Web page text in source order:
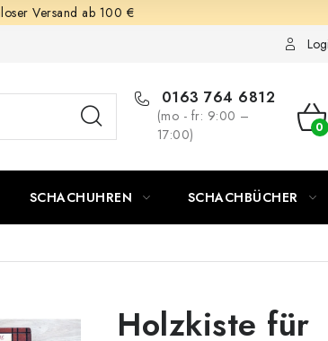
Versand ab 100 €
0163 764 6812
(mo - fr: 9:00 –
17:00)
SCHACHUHREN SCHACHBÜCHER
Holzkiste für